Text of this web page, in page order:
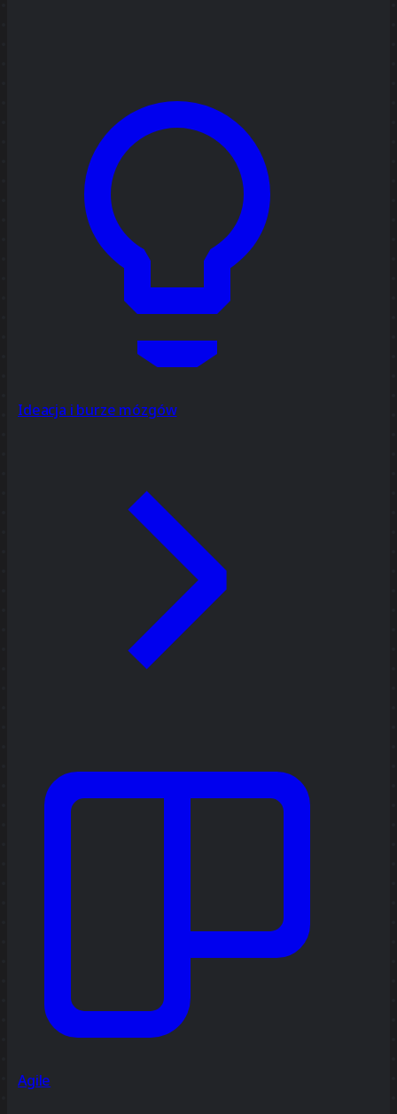
Ideacja i burze mózgów
Agile